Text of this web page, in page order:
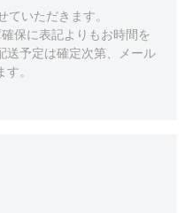
ていただきます。
保に表記よりもお時間を
送予定は確定次第、メール
。